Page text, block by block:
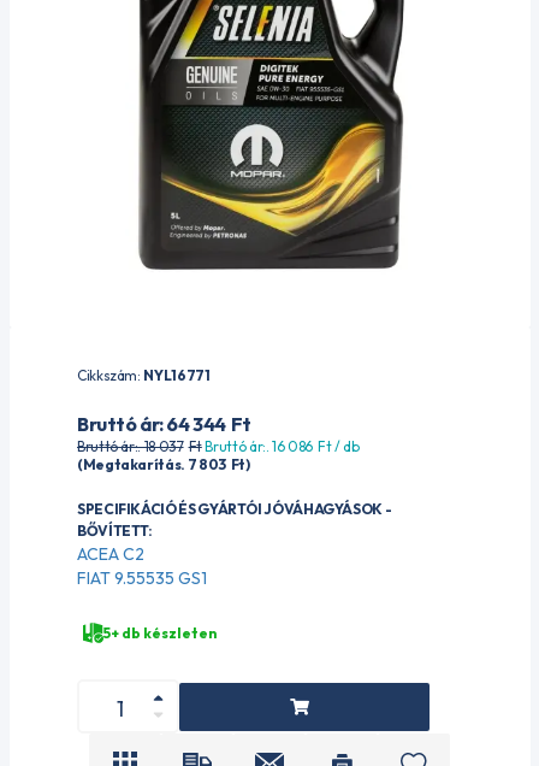
Cikkszám: NYL16771
Bruttó ár: 64 344 Ft
Bruttó ár:. 18 037 FtBruttó ár:. 16 086 Ft/ db
(Megtakarítás. 7 803 Ft)
SPECIFIKÁCIÓ ÉS GYÁRTÓI JÓVÁHAGYÁSOK -
BŐVÍTETT:
ACEA C2
FIAT 9.55535 GS1
5+ db készleten